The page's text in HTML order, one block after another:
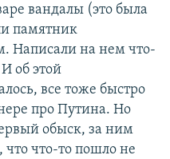
вандалы (это была
памятник
Написали на нем что-
об этой
все тоже быстро
про Путина. Но
обыск, за ним
что-то пошло не